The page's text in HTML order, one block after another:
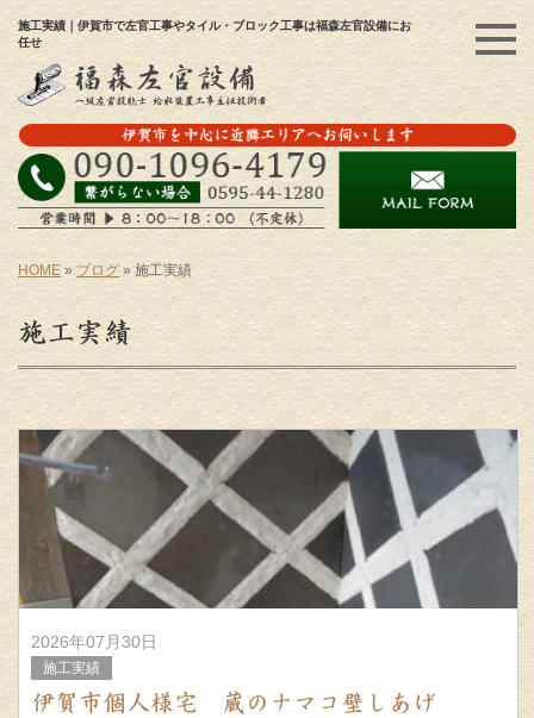
施工実績｜伊賀市で左官工事やタイル・ブロック工事は福森左官設備にお
任せ
HOME» ブログ » 施工実績
施工実績
2026年07月30日
施工実績
伊賀市個人様宅 蔵のナマコ壁しあげ